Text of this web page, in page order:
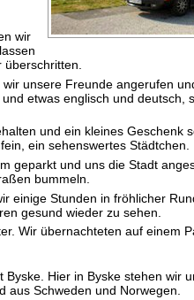
wir
überschritten.
unsere Freunde angerufen
etwas englisch und deutsch,
und ein kleines Geschenk
ein sehenswertes Städtchen.
geparkt und uns die Stadt
bummeln.
einige Stunden in fröhlicher
gesund wieder zu sehen.
Wir übernachteten auf einem
Byske. Hier in Byske stehen wir
aus Schweden und Norwegen.